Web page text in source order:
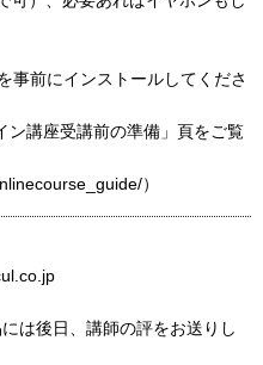
事前にインストールしてくださ
ン講座受講前の準備」頁をご覧
）
は後日、講師の評をお送りし